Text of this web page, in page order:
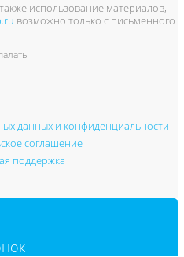
использование материалов,
возможно только с письменного
данных и конфиденциальности
соглашение
поддержка